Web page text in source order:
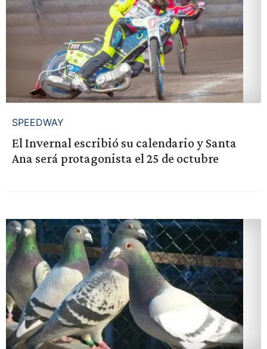
SPEEDWAY
El Invernal escribió su calendario y Santa
Ana será protagonista el 25 de octubre